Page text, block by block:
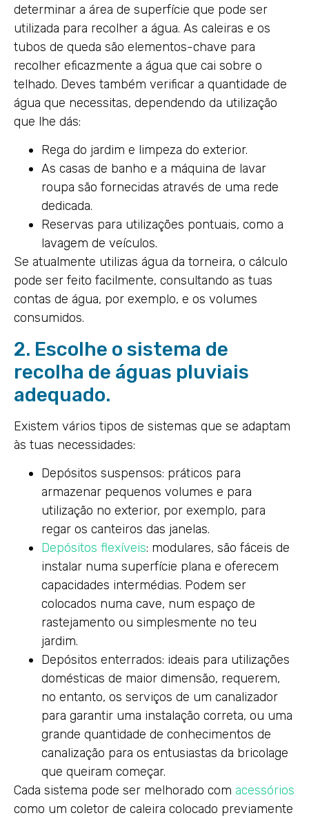
determinar a área de superfície que pode ser
utilizada para recolher a água. As caleiras e os
tubos de queda são elementos-chave para
recolher eficazmente a água que cai sobre o
telhado. Deves também verificar a quantidade de
água que necessitas, dependendo da utilização
que lhe dás:
Rega do jardim e limpeza do exterior.
As casas de banho e a máquina de lavar
roupa são fornecidas através de uma rede
dedicada.
Reservas para utilizações pontuais, como a
lavagem de veículos.
Se atualmente utilizas água da torneira, o cálculo
pode ser feito facilmente, consultando as tuas
contas de água, por exemplo, e os volumes
consumidos.
2. Escolhe o sistema de
recolha de águas pluviais
adequado.
Existem vários tipos de sistemas que se adaptam
às tuas necessidades:
Depósitos suspensos: práticos para
armazenar pequenos volumes e para
utilização no exterior, por exemplo, para
regar os canteiros das janelas.
Depósitos flexíveis: modulares, são fáceis de
instalar numa superfície plana e oferecem
capacidades intermédias. Podem ser
colocados numa cave, num espaço de
rastejamento ou simplesmente no teu
jardim.
Depósitos enterrados: ideais para utilizações
domésticas de maior dimensão, requerem,
no entanto, os serviços de um canalizador
para garantir uma instalação correta, ou uma
grande quantidade de conhecimentos de
canalização para os entusiastas da bricolage
que queiram começar.
Cada sistema pode ser melhorado com acessórios
como um coletor de caleira colocado previamente